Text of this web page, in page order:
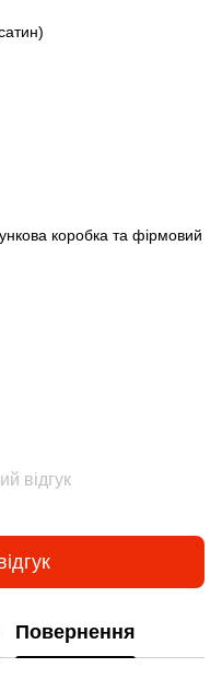
коробка та фірмовий
відгук
Повернення